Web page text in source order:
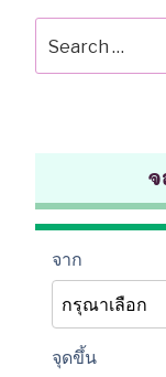
for:
จ